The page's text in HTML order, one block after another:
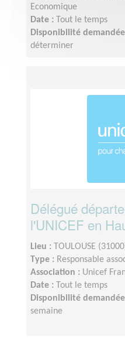
Economique
Date :
Tout le temps
Disponibilité
déterminer
Délégué
l'UNICEF en
Lieu :
TOULOUSE
Type : Responsable
Association : Unicef
Date :
Tout le temps
Disponibilité
semaine